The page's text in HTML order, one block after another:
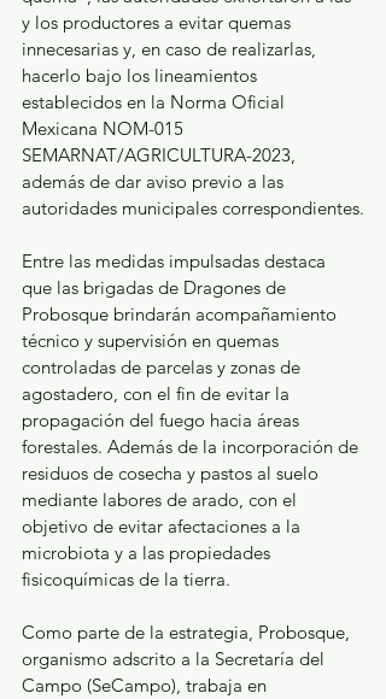
y los productores a evitar quemas
innecesarias y, en caso de realizarlas,
hacerlo bajo los lineamientos
establecidos en la Norma Oficial
Mexicana NOM-015
SEMARNAT/AGRICULTURA-2023,
además de dar aviso previo a las
autoridades municipales correspondientes.
Entre las medidas impulsadas destaca
que las brigadas de Dragones de
Probosque brindarán acompañamiento
técnico y supervisión en quemas
controladas de parcelas y zonas de
agostadero, con el fin de evitar la
propagación del fuego hacia áreas
forestales. Además de la incorporación de
residuos de cosecha y pastos al suelo
mediante labores de arado, con el
objetivo de evitar afectaciones a la
microbiota y a las propiedades
fisicoquímicas de la tierra.
Como parte de la estrategia, Probosque,
organismo adscrito a la Secretaría del
Campo (SeCampo), trabaja en